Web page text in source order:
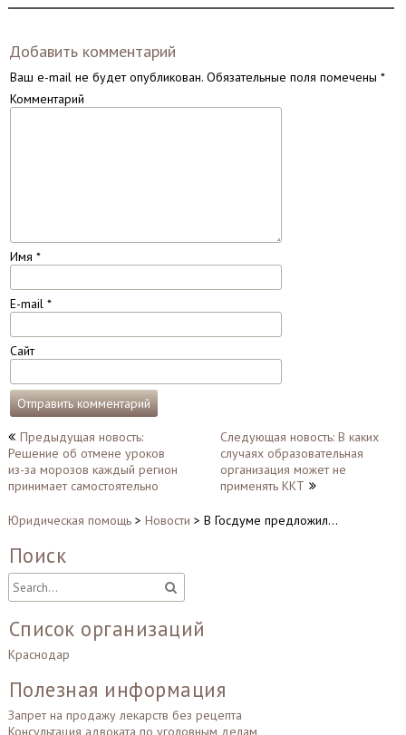
Добавить комментарий
Ваш e-mail не будет опубликован.Обязательные поля помечены *
Комментарий
Имя *
E-mail *
Сайт
Навигация
по
записям
Предыдущая новость:
Решение об отмене уроков
из-за морозов каждый регион
принимает самостоятельно
Следующая новость: В каких
случаях образовательная
организация может не
применять ККТ
Юридическая помощь> Новости > В Госдуме предложил…
Поиск
Список организаций
Краснодар
Полезная информация
Запрет на продажу лекарств без рецепта